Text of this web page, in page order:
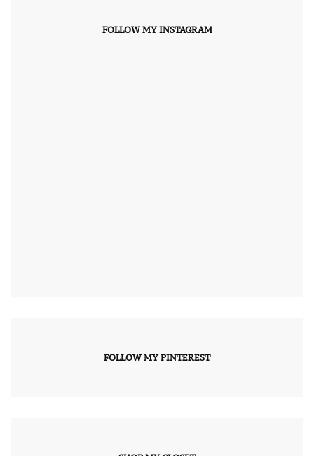
FOLLOW MY INSTAGRAM
FOLLOW MY PINTEREST